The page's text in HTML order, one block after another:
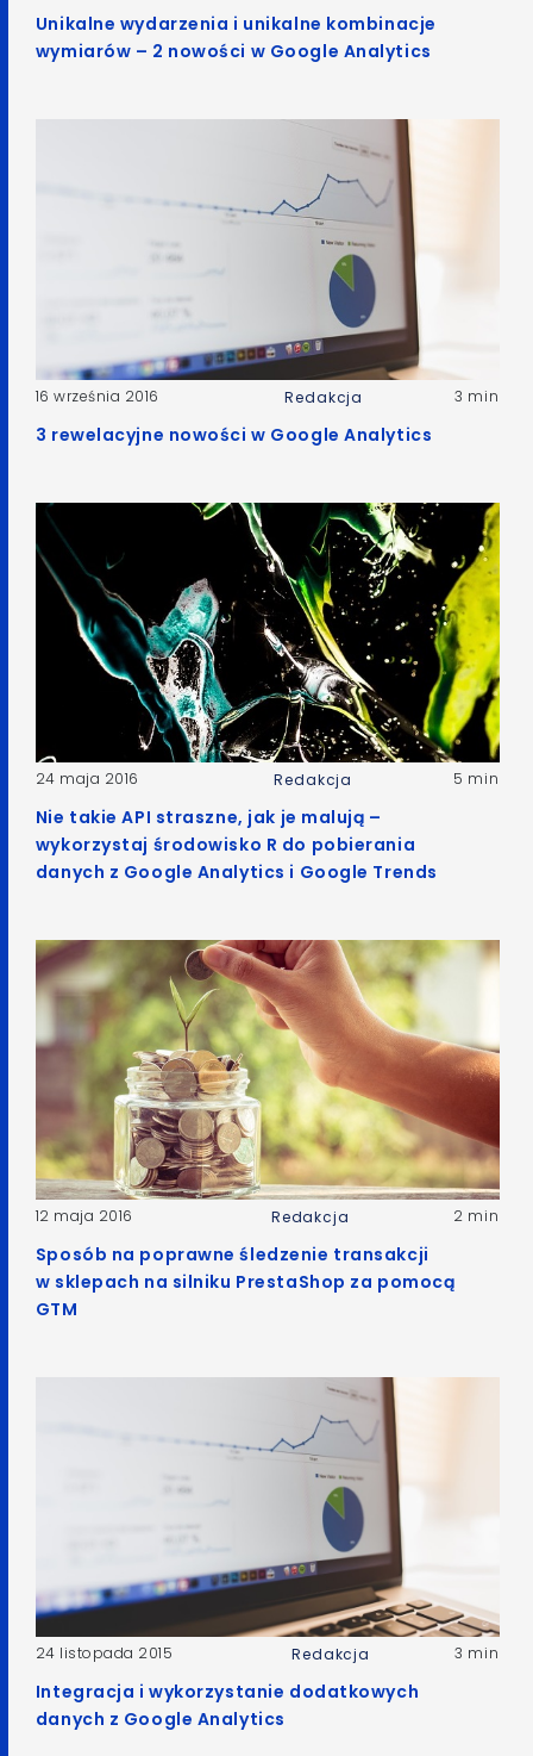
Unikalne wydarzenia i unikalne kombinacje
wymiarów – 2 nowości w Google Analytics
16 września 2016 Redakcja 3 min
3 rewelacyjne nowości w Google Analytics
24 maja 2016 Redakcja 5 min
Nie takie API straszne, jak je malują –
wykorzystaj środowisko R do pobierania
danych z Google Analytics i Google Trends
12 maja 2016 Redakcja 2 min
Sposób na poprawne śledzenie transakcji
w sklepach na silniku PrestaShop za pomocą
GTM
24 listopada 2015 Redakcja 3 min
Integracja i wykorzystanie dodatkowych
danych z Google Analytics